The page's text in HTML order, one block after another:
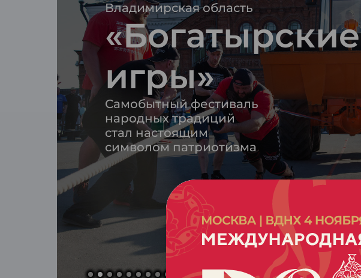
Владимирская область
«Богатырские
игры»
Самобытный фестиваль
народных традиций
стал настоящим
символом патриотизма